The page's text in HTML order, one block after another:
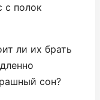
с полок
ли их брать
сон?